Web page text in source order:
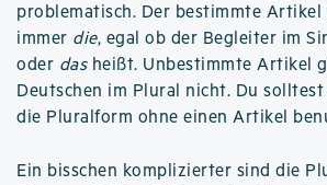
problematisch. Der bestimmte
immer die, egal ob der Begleiter im
oder dasheißt. Unbestimmte Artikel
Deutschen im Plural nicht. Du
die Pluralform ohne einen Artikel
Ein bisschen komplizierter sind die